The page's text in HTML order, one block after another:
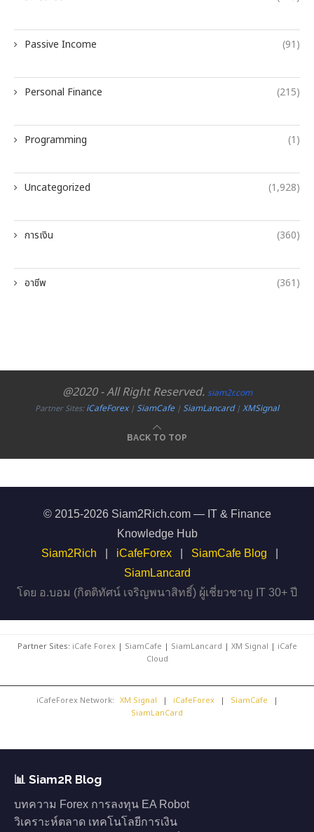
Passive Income (91)
Personal Finance (215)
Programming (1)
Uncategorized (1,928)
การเงิน (360)
อาชีพ (361)
@2020 - All Right Reserved. siam2r.com
Partner Sites:iCafeForex|SiamCafe|SiamLancard|XMSignal
BACK TO TOP
© 2015-2026 Siam2Rich.com — IT & Finance
Knowledge Hub
Siam2Rich
iCafeForex SiamCafe Blog
SiamLancard
โดย อ.บอม (กิตติทัศน์ เจริญพนาสิทธิ์) ผู้เชี่ยวชาญ IT 30+ ปี
Partner Sites: iCafe Forex| SiamCafe | SiamLancard | XM Signal | iCafe
Cloud
iCafeForex Network: XM Signal | iCafeForex | SiamCafe
|
SiamLanCard
📊 Siam2R Blog
บทความ Forex การลงทุน EA Robot
วิเคราะห์ตลาด เทคโนโลยีการเงิน